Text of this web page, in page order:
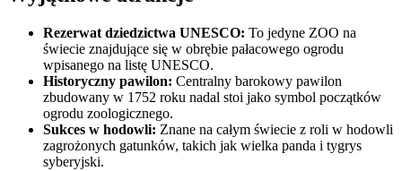
Rezerwat dziedzictwa UNESCO: To jedyne ZOO na
świecie znajdujące się w obrębie pałacowego ogrodu
wpisanego na listę UNESCO.
Historyczny pawilon: Centralny barokowy pawilon
zbudowany w 1752 roku nadal stoi jako symbol początków
ogrodu zoologicznego.
Sukces w hodowli: Znane na całym świecie z roli w hodowli
zagrożonych gatunków, takich jak wielka panda i tygrys
syberyjski.